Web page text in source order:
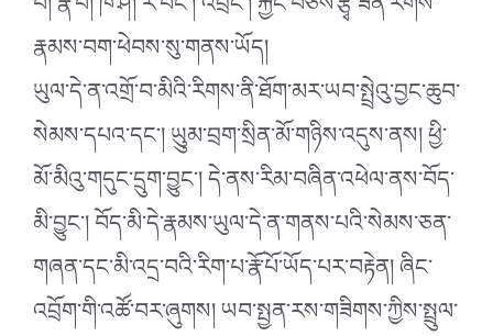
རྣམས་བག་ཕེབས་སུ་གནས་ཡོད།
ཡུལ་དེ་ན་འགྲོ་བ་མིའི་རིགས་ནི་ཐོག་མར་ཡབ་སྤྲེའུ་བྱང་ཆུབ་
སེམས་དཔའ་དང༌། ཡུུམ་བྲག་སྲིན་མོ་གཉིས་འདུས་ནས། ཕྱི་
མོ་མིའུ་གདུང་དྲུག་བྱུང༌། དེ་ནས་རིམ་བཞིན་འཕེལ་ནས་བོད་
མི་བྱུང༌། བོད་མི་དེ་རྣམས་ཡུལ་དེ་ན་གནས་པའི་སེམས་ཅན་
གཞན་དང་མི་འདྲ་བའི་རིག་པ་རྣོ་པོ་ཡོད་པར་བརྟེན། ཞིང་
འབྲོག་གི་འཚོ་བར་ཞུགས། ཡབ་སྤྱན་རས་གཟིགས་ཀྱིས་སྤྲུལ་